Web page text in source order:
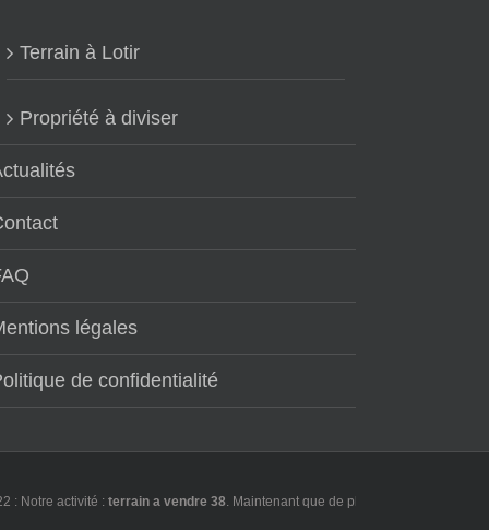
Terrain à Lotir
Propriété à diviser
légales
de confidentialité
activité :terrain a vendre 38. Maintenant que de plus en plus d'utilisateurs